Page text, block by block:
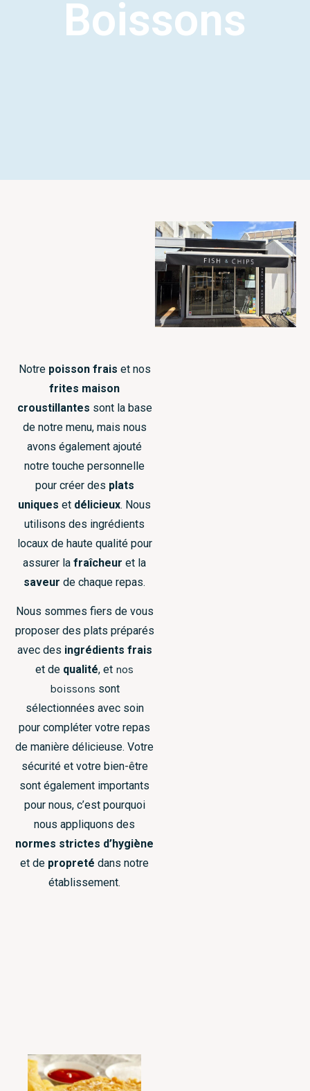
Boissons
Notrepoisson frais et nos
frites maison
croustillantes sont la base
de notre menu, mais nous
avons également ajouté
notre touche personnelle
pour créer des plats
uniques et délicieux. Nous
utilisons des ingrédients
locaux de haute qualité pour
assurer la fraîcheur et la
saveur de chaque repas.
Nous sommes fiers de vous
proposer des plats préparés
avec des ingrédients frais
et de qualité, et nos
boissons sont
sélectionnées avec soin
pour compléter votre repas
de manière délicieuse. Votre
sécurité et votre bien-être
sont également importants
pour nous, c’est pourquoi
nous appliquons des
normes strictes d’hygiène
et de propreté dans notre
établissement.